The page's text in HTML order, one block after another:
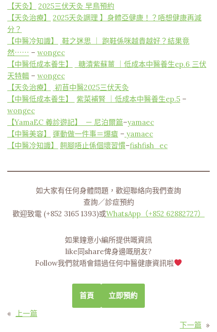
【天灸】
2025三伏天灸 早鳥預約
【天灸治療】
2025天灸調理 】身體亞健康！？唔想健康再減
分？
【中醫冷知識】
鞋之迷思 ｜ 跑鞋係咪越貴越好？結果竟
然⋯⋯ – wongec
【中醫低成本養生】
糖漬紫蘇薑 ｜低成本中醫養生ep.6 三伏
天特輯 – wongec
【天灸治療】
初苜中醫2025三伏天灸
【中醫低成本養生】
紫菜補腎 ｜低成本中醫養生ep.5 –
wongec
【YamaEC 義診遊記】 — 尼泊爾篇–yamaec
【中醫美容】
運動做一件事＝爆瘡 – yamaec
【中醫冷知識】
翹腳唔止係個壞習慣–fishfish_ec
如大家有任何身體問題​，歡迎聯絡向我們查詢
查詢／診症預約​
歡迎致電 (+852 3165 1393)或WhatsApp（+852 62882727）
如果鐘意小編所提供嘅資訊
like同share俾身邊嘅朋友?
Follow我們就唔會錯過任何中醫健康資訊啦
首頁
立即預約
«
上一篇
下一篇 »